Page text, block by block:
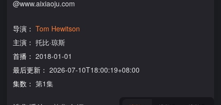
@www.aixiaoju.com
导演： Tom Hewitson
主演： 托比·琼斯
首播： 2018-01-01
最后更新： 2026-07-10T18:00:19+08:00
集数： 第1集